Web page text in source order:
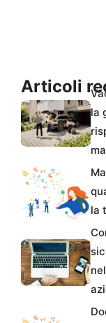
Articoli
la
la